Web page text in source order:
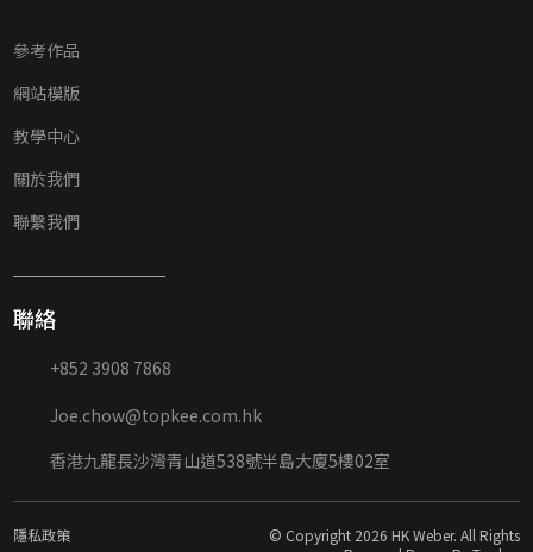
參考作品
網站模版
教學中心
關於我們
聯繫我們
聯絡
+852 3908 7868
Joe.chow@topkee.com.hk
香港九龍長沙灣青山道538號半島大廈5樓02室
隱私政策
© Copyright 2026 HK Weber. All Rights